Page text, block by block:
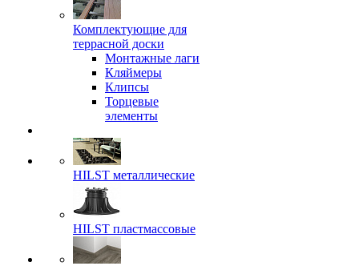
Комплектующие для
террасной доски
Монтажные лаги
Кляймеры
Клипсы
Торцевые
элементы
HILST металлические
HILST пластмассовые